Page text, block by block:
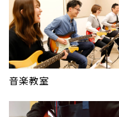
音楽教室